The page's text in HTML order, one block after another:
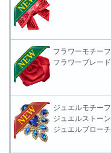
フラワーモチーフ
フラワーブレード
ジュエルモチーフ
ジュエルストーン
ジュエルブローチ